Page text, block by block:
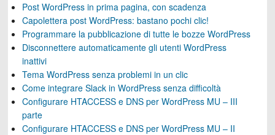
Post WordPress in prima pagina, con scadenza
Capolettera post WordPress: bastano pochi clic!
Programmare la pubblicazione di tutte le bozze WordPress
Disconnettere automaticamente gli utenti WordPress
inattivi
Tema WordPress senza problemi in un clic
Come integrare Slack in WordPress senza difficoltà
Configurare HTACCESS e DNS per WordPress MU – III
parte
Configurare HTACCESS e DNS per WordPress MU – II